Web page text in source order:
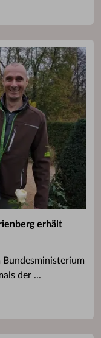
erhält
Bundesministerium
der ...